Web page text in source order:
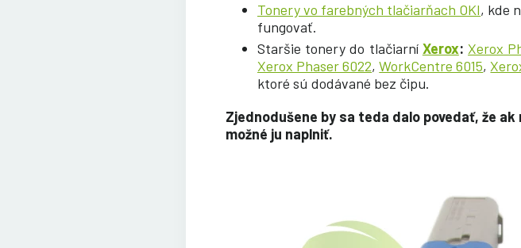
Tonery vo farebných tlačiarňach OKI, kde
fungovať.
Staršie tonery do tlačiarní Xerox:Xerox
Xerox Phaser 6022,WorkCentre 6015,
ktoré sú dodávané bez čipu.
Zjednodušene by sa teda dalo povedať, že
možné ju naplniť.